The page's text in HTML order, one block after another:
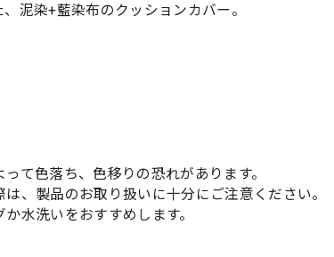
泥染+藍染布のクッションカバー。
て色落ち、色移りの恐れがあります。
、製品のお取り扱いに十分にご注意ください。
水洗いをおすすめします。